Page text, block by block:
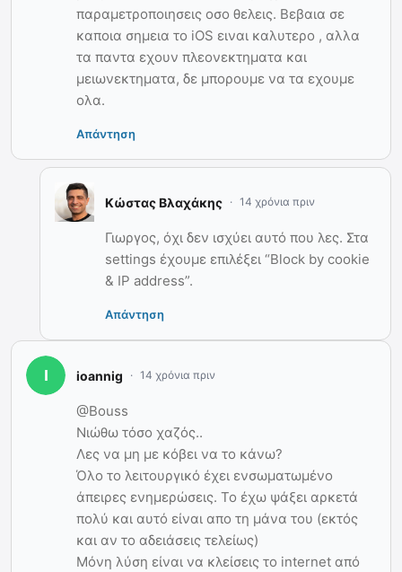
παραμετροποιησεις οσο θελεις. Βεβαια σε
καποια σημεια το iOS ειναι καλυτερο , αλλα
τα παντα εχουν πλεονεκτηματα και
μειωνεκτηματα, δε μπορουμε να τα εχουμε
ολα.
Απάντηση
Κώστας Βλαχάκης 14 χρόνια πριν
Γιωργος, όχι δεν ισχύει αυτό που λες. Στα
settings έχουμε επιλέξει “Block by cookie
& IP address”.
Απάντηση
ioannig 14 χρόνια πριν
@Bouss
Νιώθω τόσο χαζός..
Λες να μη με κόβει να το κάνω?
Όλο το λειτουργικό έχει ενσωματωμένο
άπειρες ενημερώσεις. Το έχω ψάξει αρκετά
πολύ και αυτό είναι απο τη μάνα του (εκτός
και αν το αδειάσεις τελείως)
Μόνη λύση είναι να κλείσεις το internet από